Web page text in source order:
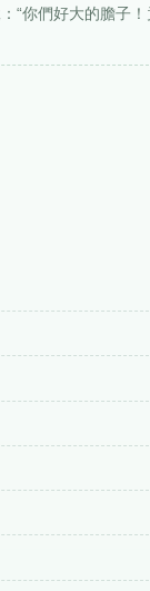
“你們好大的膽子